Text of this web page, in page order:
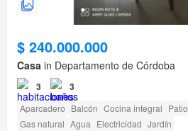
$ 240.000.000
Casa in Departamento de Córdoba
3 3
Aparcadero Balcón Cocina integral Patio
Gas natural Agua Electricidad Jardín